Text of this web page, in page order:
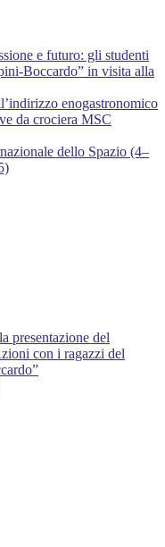
e futuro: gli studenti
Boccardo” in visita alla
enogastronomico
da crociera MSC
dello Spazio (4–
presentazione del
con i ragazzi del